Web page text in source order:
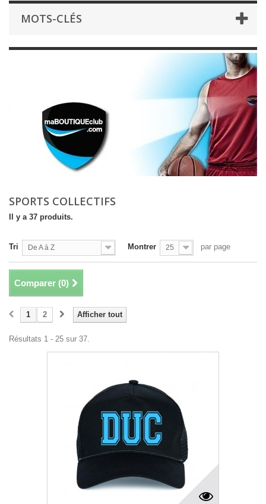
MOTS-CLÉS
SPORTS COLLECTIFS
Il y a 37 produits.
Tri De A à Z Montrer 25 par page
Comparer (0)
Afficher tout
1 2
Résultats 1 - 25 sur 37.